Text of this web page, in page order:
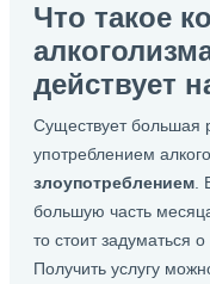
Что такое
действует
Существует большая
употреблением
злоупотреблением
большую часть
то стоит задуматься
Получить услугу